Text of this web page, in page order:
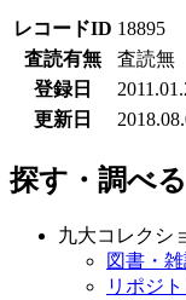
レコードID 18895
査読有無
査読無
登録日
更新日
探す・調べる
九大コレクシ
図書・
リポジト